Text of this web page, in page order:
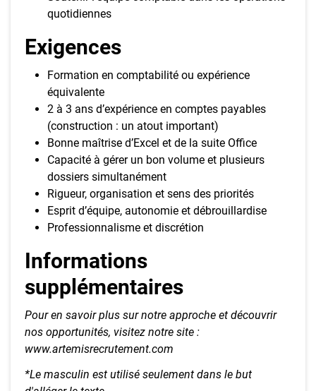
quotidiennes
Exigences
Formation en comptabilité ou expérience
équivalente
2 à 3 ans d’expérience en comptes payables
(construction : un atout important)
Bonne maîtrise d’Excel et de la suite Office
Capacité à gérer un bon volume et plusieurs
dossiers simultanément
Rigueur, organisation et sens des priorités
Esprit d’équipe, autonomie et débrouillardise
Professionnalisme et discrétion
Informations
supplémentaires
Pour en savoir plus sur notre approche et découvrir
nos opportunités, visitez notre site :
www.artemisrecrutement.com
*Le masculin est utilisé seulement dans le but